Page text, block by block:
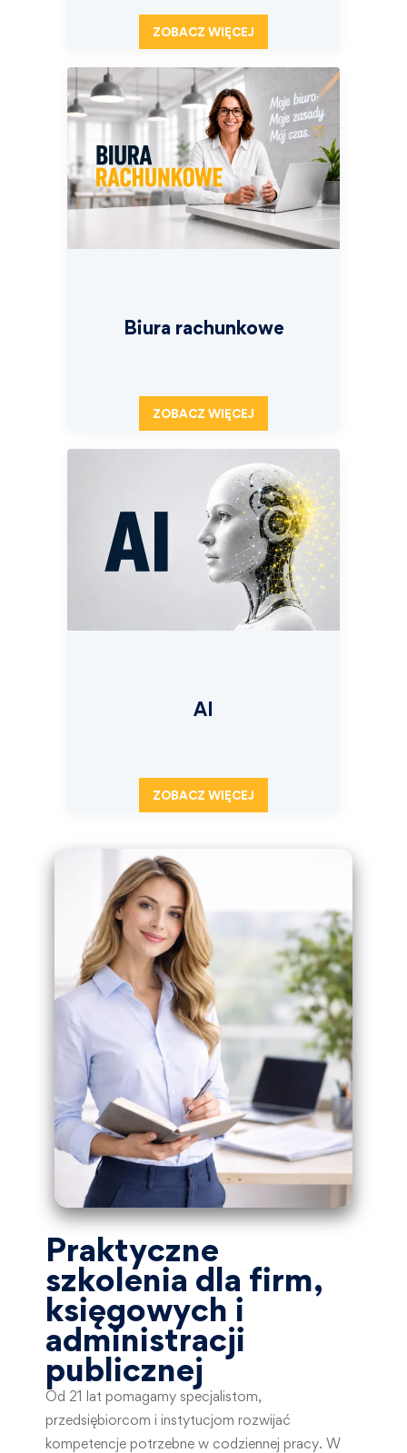
ZOBACZ WIĘCEJ
Biura rachunkowe
ZOBACZ WIĘCEJ
AI
ZOBACZ WIĘCEJ
Praktyczne
szkolenia dla firm,
księgowych i
administracji
publicznej
Od 21 lat pomagamy specjalistom,
przedsiębiorcom i instytucjom rozwijać
kompetencje potrzebne w codziennej pracy. W